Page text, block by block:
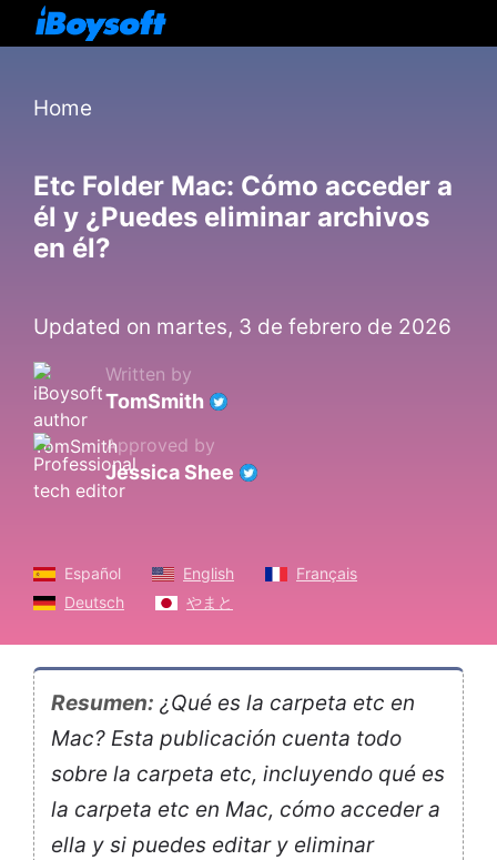
Home
Etc Folder Mac: Cómo acceder a
él y ¿Puedes eliminar archivos
en él?
Updated on martes, 3 de febrero de 2026
Written by
TomSmith
Approved by
Jessica Shee
Español English
Français
Deutsch
やまと
Resumen: ¿Qué es la carpeta etc en
Mac? Esta publicación cuenta todo
sobre la carpeta etc, incluyendo qué es
la carpeta etc en Mac, cómo acceder a
ella y si puedes editar y eliminar